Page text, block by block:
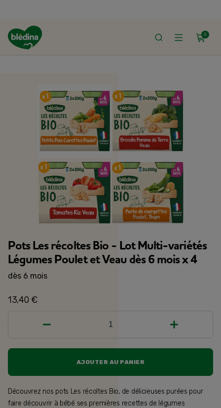
0
ACCUEIL
Pots Les récoltes Bio - Lot Multi-variétés
Légumes Poulet et Veau dès 6 mois x 4
dès 6 mois
13,40 €
1
AJOUTER AU PANIER
Découvrez nos pots Les récoltes Bio, de délicieuses purées pour
faire découvrir à bébé ses premières recettes de légumes